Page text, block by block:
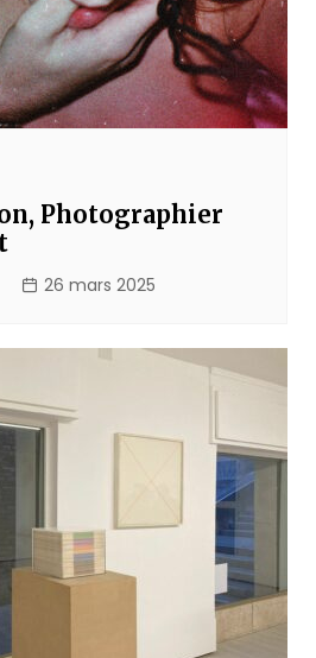
Photographier
26 mars 2025